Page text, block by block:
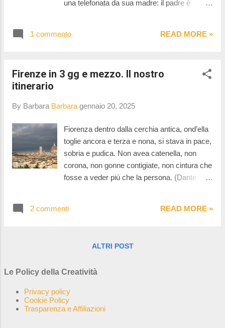
una telefonata da sua madre: il padre è
di un paese sul mare in cui suo padre gestiva
quel bar di creare una piccola comunità per
è la storia di una ragazza immigrata di
posto nel mondo. Gli va stretto il paese, con i
pettegolezzi, le critiche, ma non è veramente
a casa neanche a Londra. E' una storia
emozionante piena di dolore e di speranza.
Una storia familiare basata sui ricordi e sulla
nostre radici? Sono veramente nel nostro
1 commento READ MORE »
Firenze in 3 gg e mezzo. Il nostro
itinerario
By Barbara Barbara gennaio 20, 2025
Fiorenza dentro dalla cerchia antica, ond’ella
toglie ancora e terza e nona, si stava in pace,
sobria e pudica. Non avea catenella, non
corona, non gonne contigiate, non cintura che
fosse a veder piú che la persona. (Dante
benissimo! Tre giorni e mezzo pieni per
e un sacco di posti da farvi vedere, ma voglio
condividendo con voi il nostro itinerario e
male non fa! Inizio subito con il dirvi che per
noi la Firenze card è stata un acquisto
2 commenti READ MORE »
ALTRI POST
Le Policy della Creatività
Privacy policy
Cookie Policy
Trasparenza e Affiliazioni